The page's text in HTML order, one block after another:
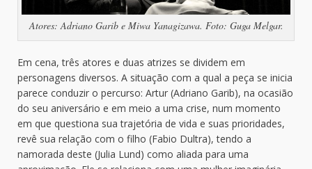
Atores: Adriano Garib e Miwa Yanagizawa. Foto: Guga Melgar.
Em cena, três atores e duas atrizes se dividem em
personagens diversos. A situação com a qual a peça se inicia
parece conduzir o percurso: Artur (Adriano Garib), na ocasião
do seu aniversário e em meio a uma crise, num momento
em que questiona sua trajetória de vida e suas prioridades,
revê sua relação com o filho (Fabio Dultra), tendo a
namorada deste (Julia Lund) como aliada para uma